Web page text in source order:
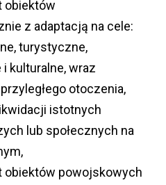
obiektów
z adaptacją na cele:
turystyczne,
kulturalne, wraz
otoczenia,
istotnych
lub społecznych na
obiektów powojskowych